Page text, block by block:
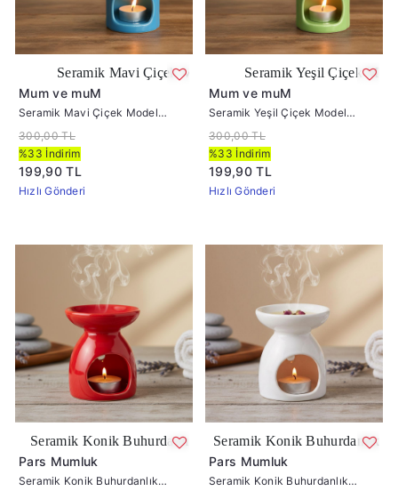
Mavi Çiçek Model Buhurdanlık
Mum ve muM
Seramik Mavi Çiçek Model
Buhurdanlık
300,00 TL
%33 İndirim
199,90 TL
Hızlı Gönderi
Seramik Yeşil Çiçek Model Buhurdanlık
Mum ve muM
Seramik Yeşil Çiçek Model
Buhurdanlık
300,00 TL
%33 İndirim
199,90 TL
Hızlı Gönderi
Buhurdanlık Kırmızı
Pars Mumluk
Seramik Konik Buhurdanlık
Seramik Konik Buhurdanlık Beyaz
Pars Mumluk
Seramik Konik Buhurdanlık